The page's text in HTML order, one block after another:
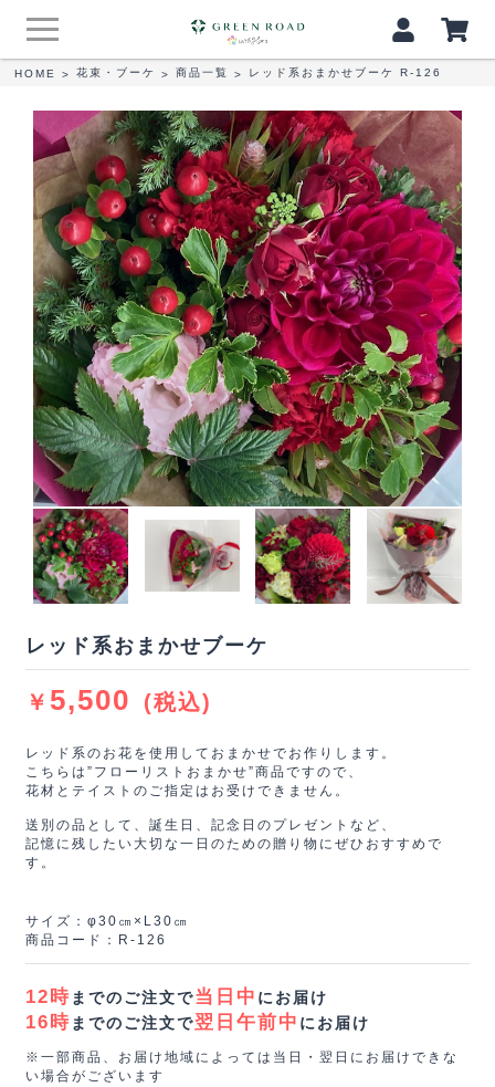
HOME > 花束・ブーケ > 商品一覧 > レッド系おまかせブーケ R-126
レッド系おまかせブーケ
￥ 5,500 (税込)
レッド系のお花を使用しておまかせでお作りします。
こちらは”フローリストおまかせ”商品ですので、
花材とテイストのご指定はお受けできません。
送別の品として、誕生日、記念日のプレゼントなど、
記憶に残したい大切な一日のための贈り物にぜひおすすめで
す。
サイズ：φ30㎝×L30㎝
商品コード：R-126
12時 までのご注文で当日中 にお届け
16時 までのご注文で翌日午前中 にお届け
※一部商品、お届け地域によっては当日・翌日にお届けできな
い場合がございます